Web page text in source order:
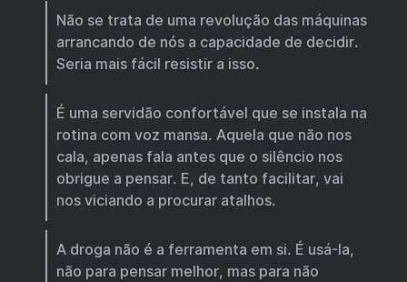
Não se trata de uma revolução das máquinas
arrancando de nós a capacidade de decidir.
Seria mais fácil resistir a isso.
É uma servidão confortável que se instala na
rotina com voz mansa. Aquela que não nos
cala, apenas fala antes que o silêncio nos
obrigue a pensar. E, de tanto facilitar, vai
nos viciando a procurar atalhos.
A droga não é a ferramenta em si. É usá-la,
não para pensar melhor, mas para não